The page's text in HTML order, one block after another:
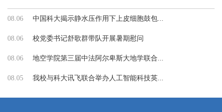
08.06 中国科大揭示静水压作用下上皮细胞鼓包...
08.06 校党委书记舒歌群带队开展暑期慰问
08.06 地空学院第三届中法阿尔卑斯大地学联合...
08.05 我校与科大讯飞联合举办人工智能科技英...